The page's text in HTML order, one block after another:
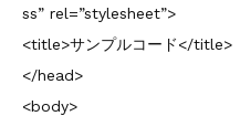
ss” rel=”stylesheet”>
<title>サンプルコード</title>
</head>
<body>